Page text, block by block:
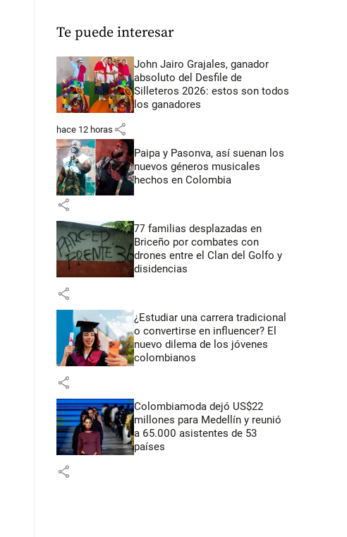
Te puede interesar
John Jairo Grajales, ganador
absoluto del Desfile de
Silleteros 2026: estos son todos
los ganadores
hace 12 horas share
Paipa y Pasonva, así suenan los
nuevos géneros musicales
hechos en Colombia
share
77 familias desplazadas en
Briceño por combates con
drones entre el Clan del Golfo y
disidencias
share
¿Estudiar una carrera tradicional
o convertirse en influencer? El
nuevo dilema de los jóvenes
colombianos
share
Colombiamoda dejó US$22
millones para Medellín y reunió
a 65.000 asistentes de 53
países
share